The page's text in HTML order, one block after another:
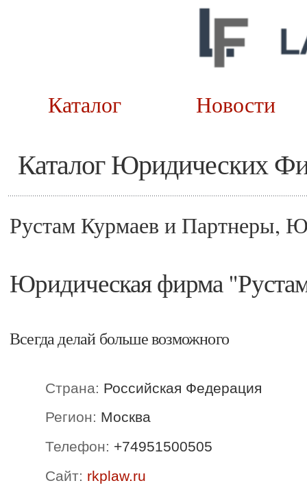
Каталог
Каталог Юридических
Рустам Курмаев и Партнеры,
Юридическая фирма
Всегда делай больше возможного
Страна: Российская Федерация
Регион: Москва
Телефон: +74951500505
Сайт: rkplaw.ru